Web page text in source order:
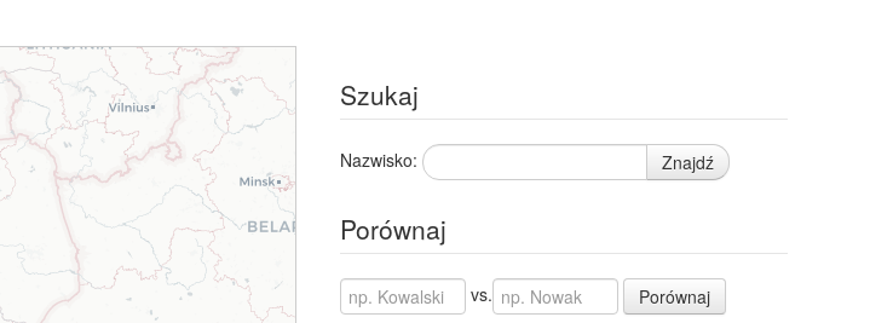
Szukaj
Nazwisko: Znajdź
Porównaj
vs. Porównaj